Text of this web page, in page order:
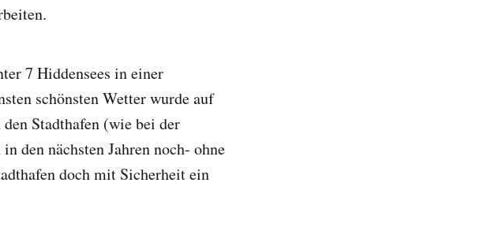
7 Hiddensees in einer
schönsten Wetter wurde auf
Stadthafen (wie bei der
den nächsten Jahren noch- ohne
doch mit Sicherheit ein